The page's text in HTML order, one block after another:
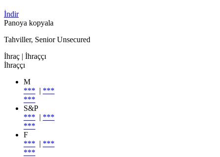
İndir
Panoya kopyala
Tahviller, Senior Unsecured
İhraç | İhraççı
İhraççı
M
*** | ***
***
S&P
*** | ***
***
F
*** | ***
***